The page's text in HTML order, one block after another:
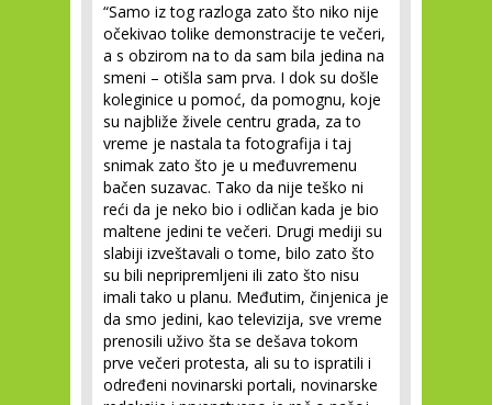
“Samo iz tog razloga zato što niko nije
očekivao tolike demonstracije te večeri,
a s obzirom na to da sam bila jedina na
smeni – otišla sam prva. I dok su došle
koleginice u pomoć, da pomognu, koje
su najbliže živele centru grada, za to
vreme je nastala ta fotografija i taj
snimak zato što je u međuvremenu
bačen suzavac. Tako da nije teško ni
reći da je neko bio i odličan kada je bio
maltene jedini te večeri. Drugi mediji su
slabiji izveštavali o tome, bilo zato što
su bili nepripremljeni ili zato što nisu
imali tako u planu. Međutim, činjenica je
da smo jedini, kao televizija, sve vreme
prenosili uživo šta se dešava tokom
prve večeri protesta, ali su to ispratili i
određeni novinarski portali, novinarske